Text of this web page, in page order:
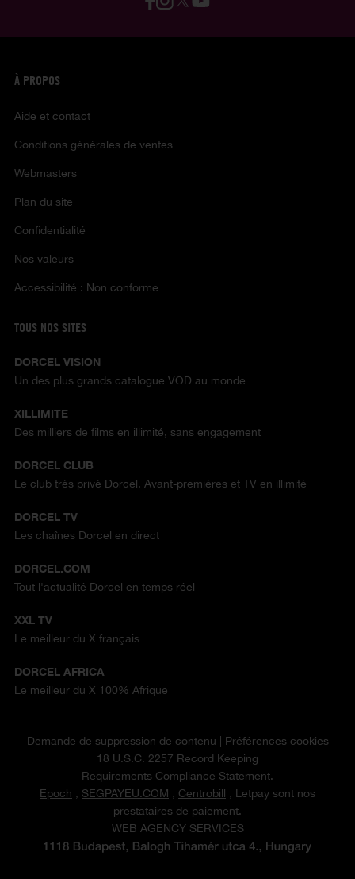
À PROPOS
Aide et contact
Conditions générales de ventes
Webmasters
Plan du site
Confidentialité
Nos valeurs
Accessibilité : Non conforme
TOUS NOS SITES
DORCEL VISION
Un des plus grands catalogue VOD au monde
XILLIMITE
Des milliers de films en illimité, sans engagement
DORCEL CLUB
Le club très privé Dorcel. Avant-premières et TV en illimité
DORCEL TV
Les chaînes Dorcel en direct
DORCEL.COM
Tout l'actualité Dorcel en temps réel
XXL TV
Le meilleur du X français
DORCEL AFRICA
Le meilleur du X 100% Afrique
Demande de suppression de contenu | Préférences cookies
18 U.S.C. 2257 Record Keeping
Requirements Compliance Statement.
Epoch , SEGPAYEU.COM , Centrobill , Letpay sont nos
prestataires de paiement.
WEB AGENCY SERVICES